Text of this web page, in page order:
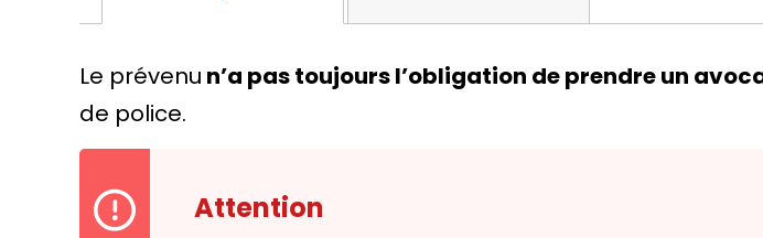
Le prévenu n’a pas toujours l’obligation de prendre un
de police.
Attention